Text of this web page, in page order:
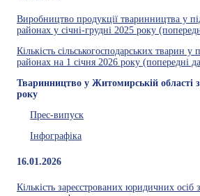
Виробництво продукції тваринництва у
районах у січні-грудні 2025 року
Кількість сільськогосподарських тварин у
районах на 1 січня 2026 року (попередні
Тваринництво у Житомирській області
року
Прес-випуск
Інфографіка
16.01.2026
Кількість зареєстрованих юридичних осіб